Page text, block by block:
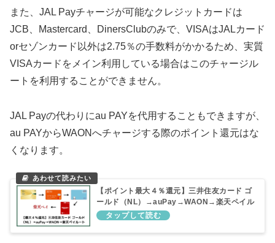
また、JAL Payチャージが可能なクレジットカードは
JCB、Mastercard、DinersClubのみで、VISAはJALカード
orセゾンカード以外は2.75％の手数料がかかるため、実質
VISAカードをメイン利用している場合はこのチャージル
ートを利用することができません。
JAL Payの代わりにau PAYを代用することもできますが、
au PAYからWAONへチャージする際のポイント還元はな
くなります。
【ポイント最大４％還元】三井住友カード ゴ
ールド（NL）→auPay→WAON→楽天ペイル
ートを解説